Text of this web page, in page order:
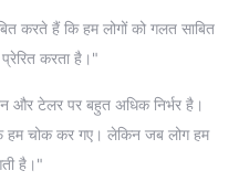
करते हैं कि हम लोगों को गलत साबित
करता है।"
और टेलर पर बहुत अधिक निर्भर है।
हम चोक कर गए। लेकिन जब लोग हम
है।"